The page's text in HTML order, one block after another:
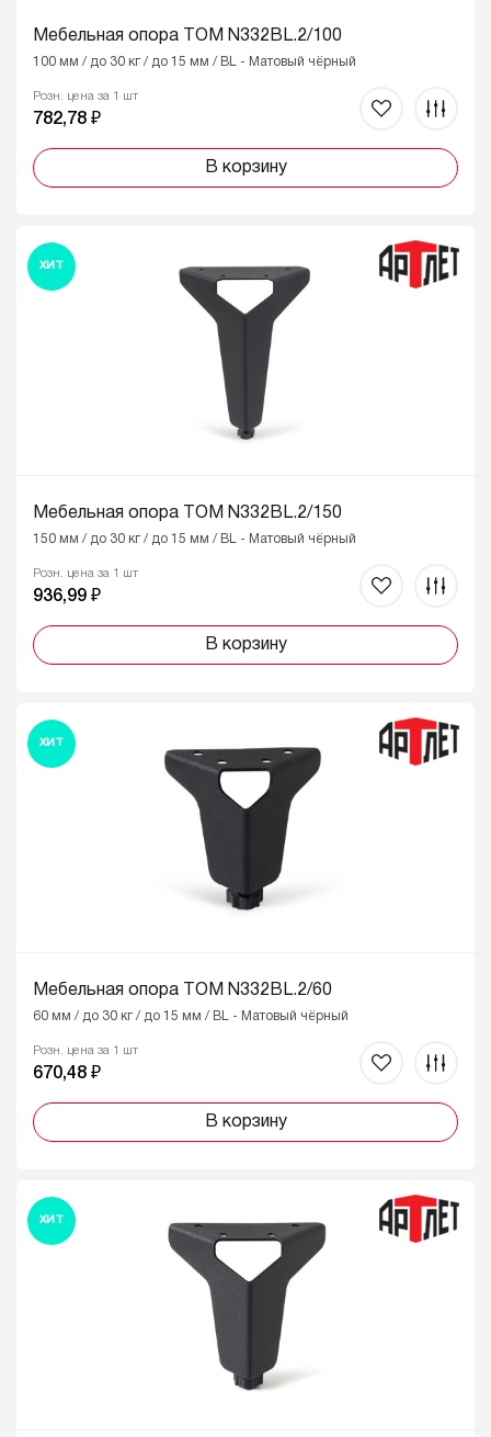
Мебельная опора ТОМ N332BL.2/100
100 мм / до 30 кг / до 15 мм / BL - Матовый чёрный
Розн. цена за 1 шт
782,78 ₽
В корзину
ХИТ
Мебельная опора ТОМ N332BL.2/150
150 мм / до 30 кг / до 15 мм / BL - Матовый чёрный
Розн. цена за 1 шт
936,99 ₽
В корзину
ХИТ
Мебельная опора ТОМ N332BL.2/60
60 мм / до 30 кг / до 15 мм / BL - Матовый чёрный
Розн. цена за 1 шт
670,48 ₽
В корзину
ХИТ